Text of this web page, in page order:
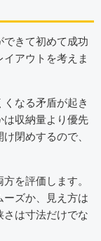
きて初めて成功
アウトを考えま
なる矛盾が起き
は収納量より優先
閉めするので、
を評価します。
ズか、見え方は
さは寸法だけでな